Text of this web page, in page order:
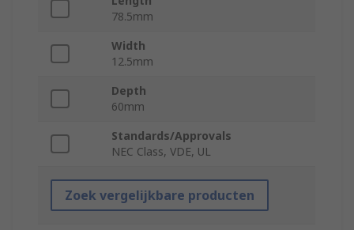
78.5mm
Width
12.5mm
Depth
60mm
Standards/Approvals
NEC Class, VDE, UL
Zoek vergelijkbare producten